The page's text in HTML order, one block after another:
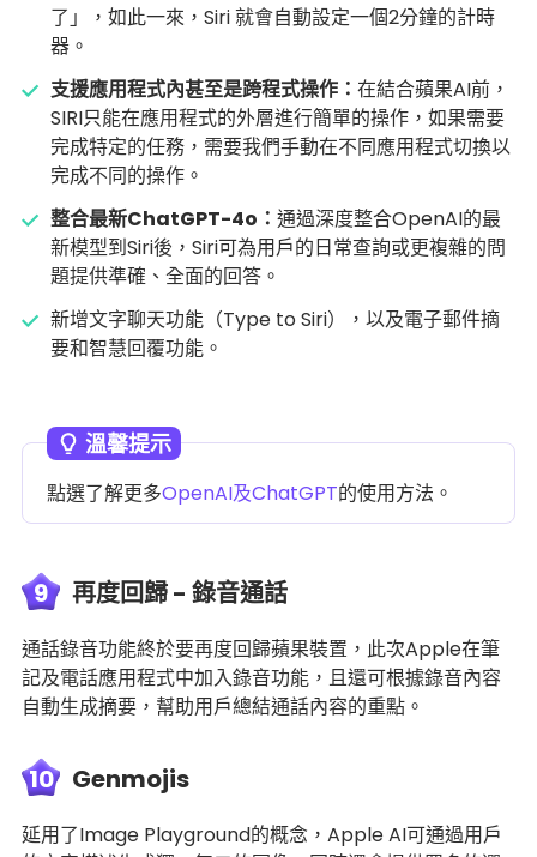
了」，如此一來，Siri 就會自動設定一個2分鐘的計時
器。
支援應用程式內甚至是跨程式操作： 在結合蘋果AI前，
SIRI只能在應用程式的外層進行簡單的操作，如果需要
完成特定的任務，需要我們手動在不同應用程式切換以
完成不同的操作。
整合最新ChatGPT-4o： 通過深度整合OpenAI的最
新模型到Siri後，Siri可為用戶的日常查詢或更複雜的問
題提供準確、全面的回答。
新增文字聊天功能（Type to Siri），以及電子郵件摘
要和智慧回覆功能。
溫馨提示
點選了解更多OpenAI及ChatGPT的使用方法。
9 再度回歸 - 錄音通話
通話錄音功能終於要再度回歸蘋果裝置，此次Apple在筆
記及電話應用程式中加入錄音功能，且還可根據錄音內容
自動生成摘要，幫助用戶總結通話內容的重點。
10 Genmojis
延用了Image Playground的概念，Apple AI可通過用戶